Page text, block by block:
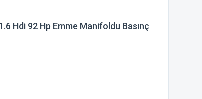
Hdi 92 Hp Emme Manifoldu Basınç